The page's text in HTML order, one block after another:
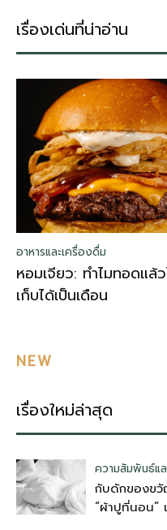
เรื่องเด่นที่น่าอ่าน
อาหารและเครื่องดื่ม
หอมเจียว: ทำไมทอดแล้
เก็บได้เป็นเดือน
NEW
เรื่องใหม่ล่าสุด
ความสัมพันธ์แ
กับดักของขวั
“ผ้าปูที่นอน”